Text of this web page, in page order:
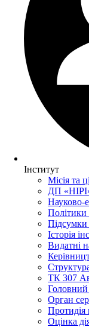
Інститут
Місія та
ДП
Науково-
Політики
Підсумки
Історія
Видатні
ТК 307
Орган
Протидія
Оцінка